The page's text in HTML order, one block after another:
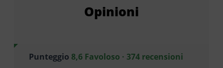
Opinioni
Punteggio 8,6 Favoloso · 374 recensioni